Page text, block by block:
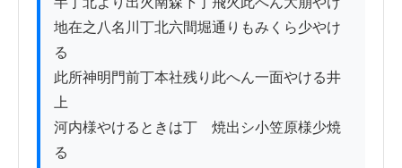
地在之八名川丁北六間堀通りもみくら少やけ
る
此所神明門前丁本社残り此へん一面やける井
上
河内様やけるときは丁ゟ焼出シ小笠原様少焼
る